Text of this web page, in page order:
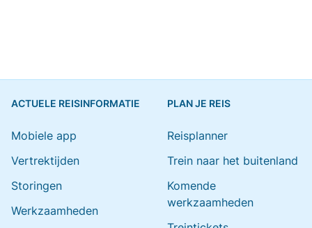
ACTUELE REISINFORMATIE
Mobiele app
Vertrektijden
Storingen
Werkzaamheden
PLAN JE REIS
Reisplanner
Trein naar het buitenland
Komende
werkzaamheden